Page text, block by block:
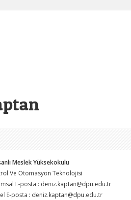
Meslek Yüksekokulu
Ve Otomasyon Teknolojisi
E-posta : deniz.kaptan@dpu.edu.tr
E-posta : deniz.kaptan@dpu.edu.tr